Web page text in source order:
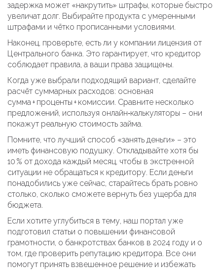
задержка может «накрутить» штрафы, которые быстро
увеличат долг. Выбирайте продукта с умеренными
штрафами и чётко прописанными условиями.
Наконец, проверьте, есть ли у компании лицензия от
Центрального банка. Это гарантирует, что кредитор
соблюдает правила, а ваши права защищены.
Когда уже выбрали подходящий вариант, сделайте
расчёт суммарных расходов: основная
сумма + проценты + комиссии. Сравните несколько
предложений, используя онлайн‑калькуляторы – они
покажут реальную стоимость займа.
Помните, что лучший способ «занять деньги» – это
иметь финансовую подушку. Откладывайте хотя бы
10 % от дохода каждый месяц, чтобы в экстренной
ситуации не обращаться к кредитору. Если деньги
понадобились уже сейчас, старайтесь брать ровно
столько, сколько сможете вернуть без ущерба для
бюджета.
Если хотите углубиться в тему, наш портал уже
подготовил статьи о повышении финансовой
грамотности, о банкротствах банков в 2024 году и о
том, где проверить репутацию кредитора. Все они
помогут принять взвешенное решение и избежать